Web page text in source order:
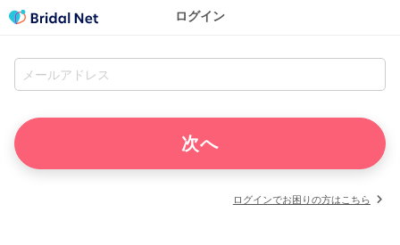
ログイン
ログインでお困りの方はこちら